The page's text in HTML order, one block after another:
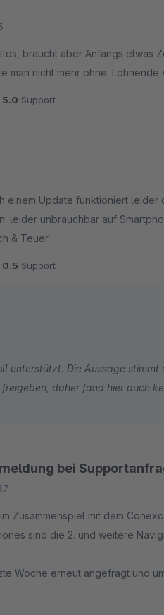
braucht aber Anfangs etwas
man nicht mehr ohne. Lohnende
5.0 Support
Update funktioniert leider
leider unbrauchbar auf
& Teuer.
0.5 Support
unterstützt. Die Aussage stimmt
daher fand hier auch
Standard Template von
hiervon zu überzeugen.
bei
Zusammenspiel mit dem
sind die 2. und weitere
Woche erneut angefragt und
finden.